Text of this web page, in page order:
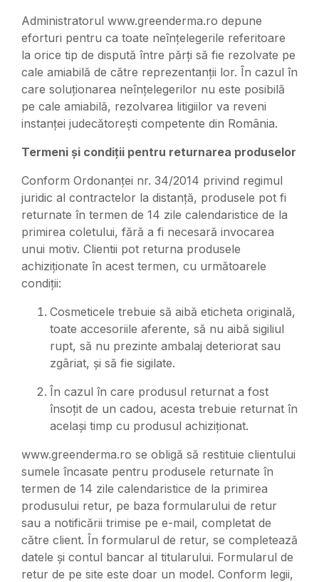
Administratorul www.greenderma.ro depune
eforturi pentru ca toate neînțelegerile referitoare
la orice tip de dispută între părți să fie rezolvate pe
cale amiabilă de către reprezentanții lor. În cazul în
care soluționarea neînțelegerilor nu este posibilă
pe cale amiabilă, rezolvarea litigiilor va reveni
instanței judecătorești competente din România.
Termeni și condiții pentru returnarea produselor
Conform Ordonanței nr. 34/2014 privind regimul
juridic al contractelor la distanță, produsele pot fi
returnate în termen de 14 zile calendaristice de la
primirea coletului, fără a fi necesară invocarea
unui motiv. Clientii pot returna produsele
achiziționate în acest termen, cu următoarele
condiții:
Cosmeticele trebuie să aibă eticheta originală,
toate accesoriile aferente, să nu aibă sigiliul
rupt, să nu prezinte ambalaj deteriorat sau
zgâriat, și să fie sigilate.
În cazul în care produsul returnat a fost
însoțit de un cadou, acesta trebuie returnat în
același timp cu produsul achiziționat.
www.greenderma.ro se obligă să restituie clientului
sumele încasate pentru produsele returnate în
termen de 14 zile calendaristice de la primirea
produsului retur, pe baza formularului de retur
sau a notificării trimise pe e-mail, completat de
către client. În formularul de retur, se completează
datele și contul bancar al titularului. Formularul de
retur de pe site este doar un model. Conform legii,